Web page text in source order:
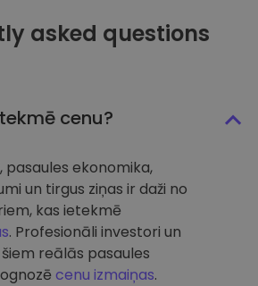
asked questions
cenu?
pasaules ekonomika,
un tirgus ziņas ir daži no
kas ietekmē
. Profesionāli investori un
reālās pasaules
cenu izmaiņas.